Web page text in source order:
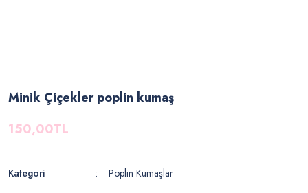
Minik Çiçekler poplin kumaş
150,00TL
Kategori
Poplin Kumaşlar